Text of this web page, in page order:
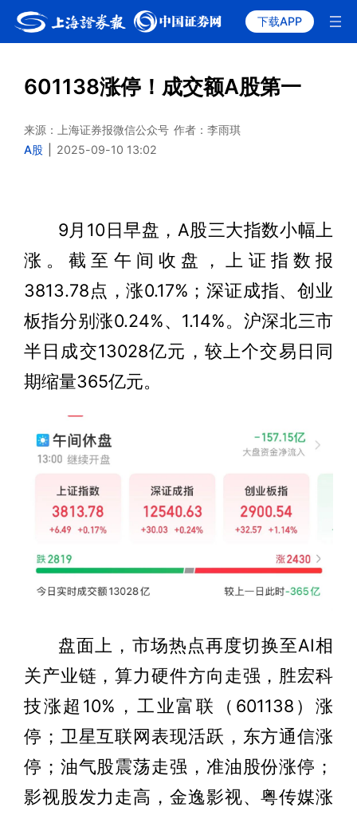
下载APP
601138涨停！成交额A股第一
来源：上海证券报微信公众号 作者：李雨琪
A股
2025-09-10 13:02
9月10日早盘，A股三大指数小幅上
涨。截至午间收盘，上证指数报
3813.78点，涨0.17%；深证成指、创业
板指分别涨0.24%、1.14%。沪深北三市
半日成交13028亿元，较上个交易日同
期缩量365亿元。
盘面上，市场热点再度切换至AI相
关产业链，算力硬件方向走强，胜宏科
技涨超10%，工业富联（601138）涨
停；卫星互联网表现活跃，东方通信涨
停；油气股震荡走强，准油股份涨停；
影视股发力走高，金逸影视、粤传媒涨